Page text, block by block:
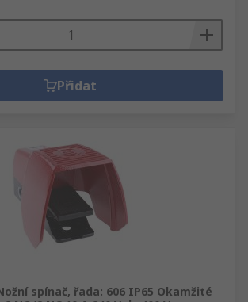
Přidat
spínač, řada: 606 IP65 Okamžité